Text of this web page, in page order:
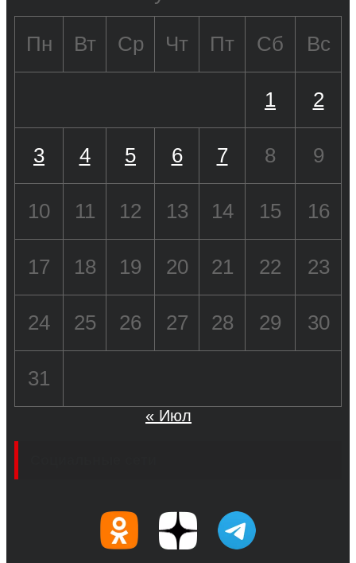
Пн Вт Ср Чт Пт Сб Вс
1 2
3 4 5 6 7 8 9
10 11 12 13 14 15 16
17 18 19 20 21 22 23
24 25 26 27 28 29 30
31
« Июл